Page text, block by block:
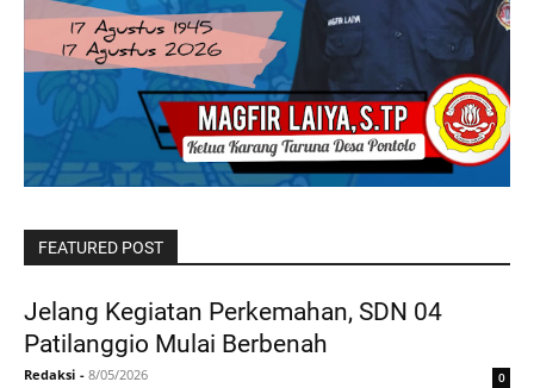
FEATURED POST
Jelang Kegiatan Perkemahan, SDN 04
Patilanggio Mulai Berbenah
Redaksi - 8/05/2026 0